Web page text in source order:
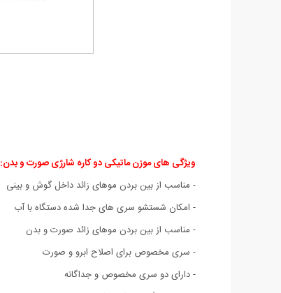
ویژگی های موزن ماتیکی دو کاره شارژی صورت و بدن:
- مناسب از بین بردن موهای زائد داخل گوش و بینی
- امکان شستشو سری های جدا شده دستگاه با آب
- مناسب از بین بردن موهای زائد صورت و بدن
- سری مخصوص برای اصلاح ابرو و صورت
- دارای دو سری مخصوص و جداگانه